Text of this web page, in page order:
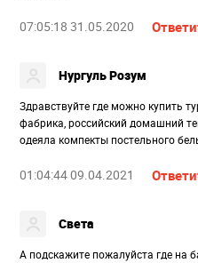
07:05:18 31.05.2020
Нургуль Розум
Здравствуйте где можно купить
фабрика, российский домашний
одеяла компекты постельного
01:04:44 09.04.2021
Света
А подскажите пожалуйста где на